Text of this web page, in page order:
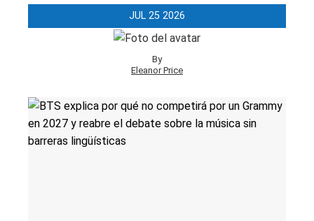
JUL 25 2026
By
Eleanor Price